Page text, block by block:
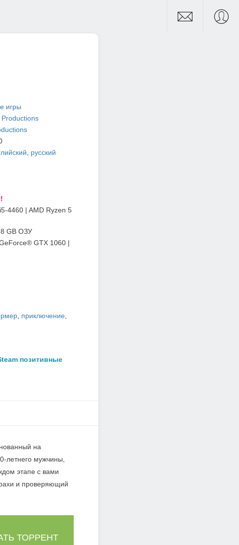
игры
русский
4460 | AMD Ryzen 5
8 GB ОЗУ
GTX 1060 |
, приключение,
позитивные
на
летнего мужчины,
этапе с вами
и проверяющий
ТОРРЕНТ